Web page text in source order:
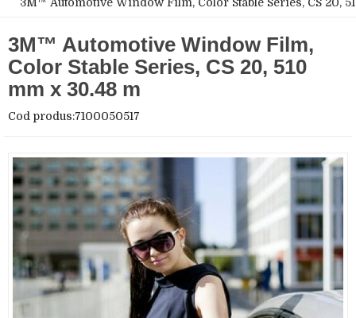
3M™ Automotive Window Film,
Color Stable Series, CS 20, 510
mm x 30.48 m
Cod produs:7100050517